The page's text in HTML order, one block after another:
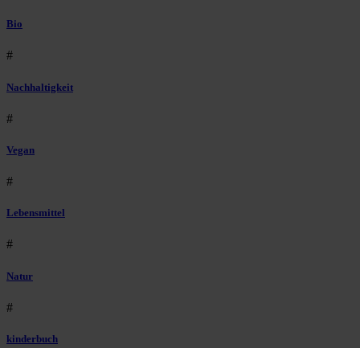
Bio
#
Nachhaltigkeit
#
Vegan
#
Lebensmittel
#
Natur
#
kinderbuch